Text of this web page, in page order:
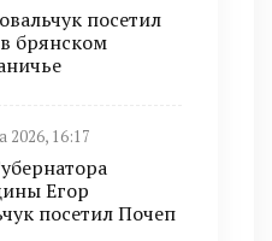
посетил
брянском
2026, 16:17
Егор
посетил Почеп